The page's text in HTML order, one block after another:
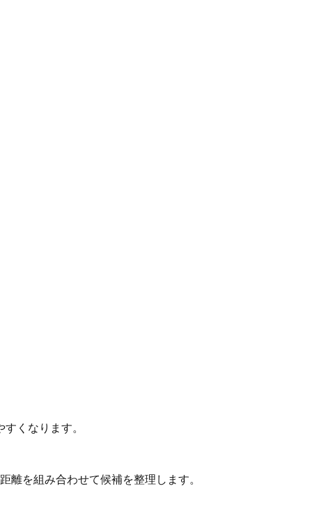
くなります。
離を組み合わせて候補を整理します。